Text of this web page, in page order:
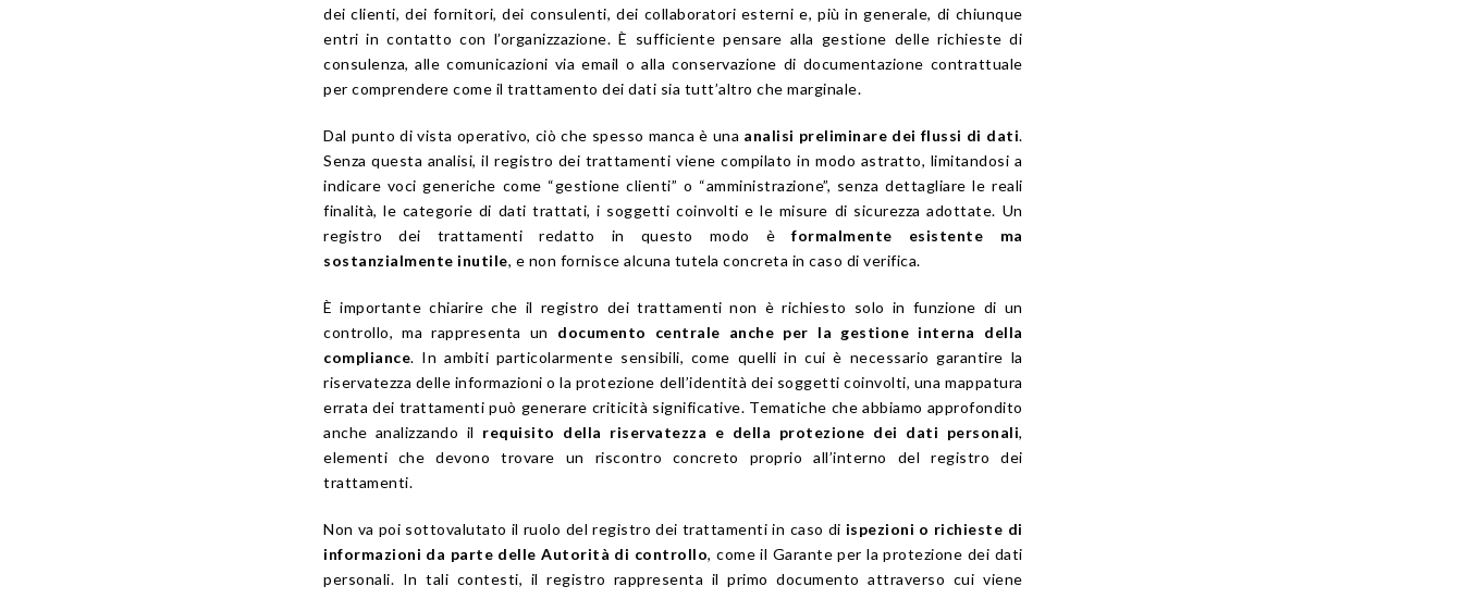
dei clienti, dei fornitori, dei consulenti, dei collaboratori esterni e, più in generale, di chiunque
entri in contatto con l’organizzazione. È sufficiente pensare alla gestione delle richieste di
consulenza, alle comunicazioni via email o alla conservazione di documentazione contrattuale
per comprendere come il trattamento dei dati sia tutt’altro che marginale.
Dal punto di vista operativo, ciò che spesso manca è una analisi preliminare dei flussi di dati.
Senza questa analisi, il registro dei trattamenti viene compilato in modo astratto, limitandosi a
indicare voci generiche come “gestione clienti” o “amministrazione”, senza dettagliare le reali
finalità, le categorie di dati trattati, i soggetti coinvolti e le misure di sicurezza adottate. Un
registro dei trattamenti redatto in questo modo èformalmente esistente ma
sostanzialmente inutile, e non fornisce alcuna tutela concreta in caso di verifica.
È importante chiarire che il registro dei trattamenti non è richiesto solo in funzione di un
controllo, ma rappresenta un documento centrale anche per la gestione interna della
compliance. In ambiti particolarmente sensibili, come quelli in cui è necessario garantire la
riservatezza delle informazioni o la protezione dell’identità dei soggetti coinvolti, una mappatura
errata dei trattamenti può generare criticità significative. Tematiche che abbiamo approfondito
anche analizzando il requisito della riservatezza e della protezione dei dati personali,
elementi che devono trovare un riscontro concreto proprio all’interno del registro dei
trattamenti.
Non va poi sottovalutato il ruolo del registro dei trattamenti in caso di ispezioni o richieste di
informazioni da parte delle Autorità di controllo, come il Garante per la protezione dei dati
personali. In tali contesti, il registro rappresenta il primo documento attraverso cui viene